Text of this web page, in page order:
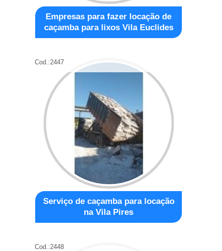
Empresas para fazer locação de
caçamba para lixos Vila Euclides
Cod.:2447
Serviço de caçamba para locação
na Vila Pires
Cod.:2448